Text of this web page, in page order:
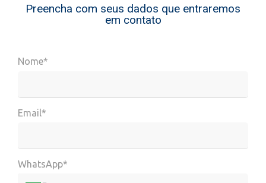
Preencha com seus dados que entraremos
em contato
Nome*
Email*
WhatsApp*